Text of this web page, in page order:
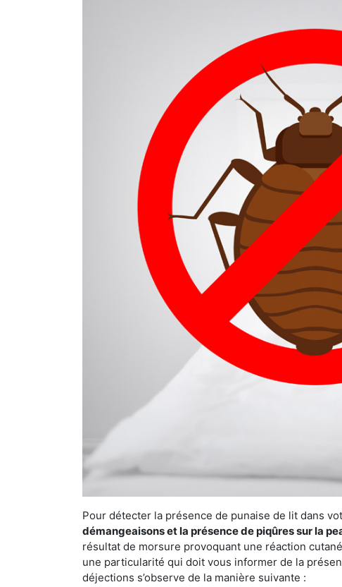
Pour détecter la présence de punaise de lit dans
démangeaisons et la présence de piqûres sur la
résultat de morsure provoquant une réaction
une particularité qui doit vous informer de la
déjections s’observe de la manière suivante :